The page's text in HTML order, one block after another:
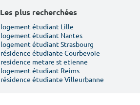
Les plus recherchées
logement étudiant Lille
logement étudiant Nantes
logement étudiant Strasbourg
résidence étudiante Courbevoie
residence metare st etienne
logement étudiant Reims
résidence étudiante Villeurbanne